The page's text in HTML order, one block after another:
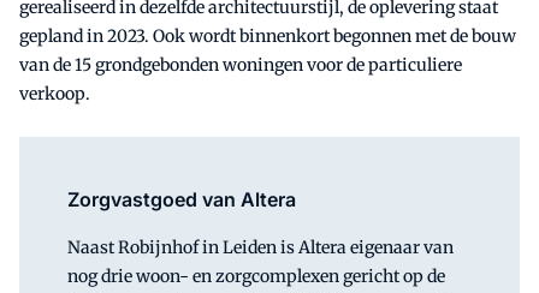
gerealiseerd in dezelfde architectuurstijl, de oplevering staat
gepland in 2023. Ook wordt binnenkort begonnen met de bouw
van de 15 grondgebonden woningen voor de particuliere
verkoop.
Zorgvastgoed van Altera
Naast Robijnhof in Leiden is Altera eigenaar van
nog drie woon- en zorgcomplexen gericht op de